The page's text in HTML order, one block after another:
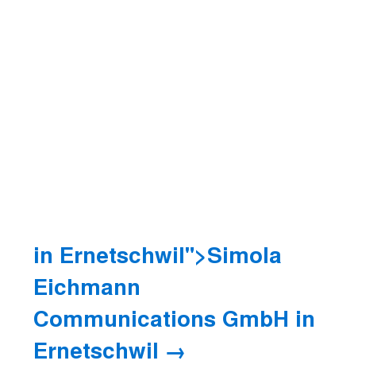
in Ernetschwil">Simola
Eichmann
Communications GmbH in
Ernetschwil